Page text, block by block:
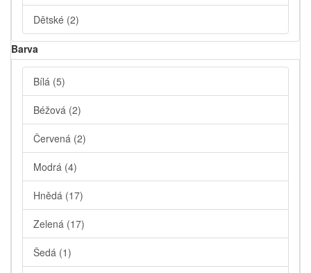
Dětské (2)
Barva
Bílá (5)
Béžová (2)
Červená (2)
Modrá (4)
Hnědá (17)
Zelená (17)
Šedá (1)